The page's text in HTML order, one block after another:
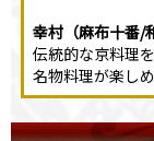
幸村（麻布十番/
伝統的な京料理
名物料理が楽し